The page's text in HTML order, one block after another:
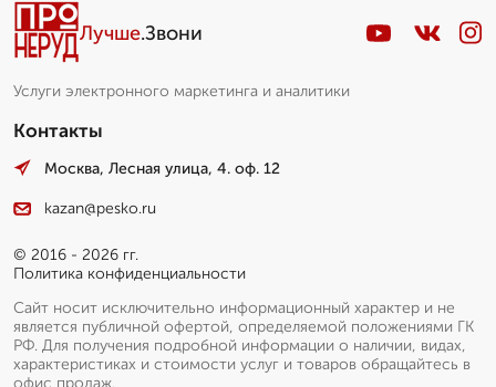
Лучше.Звони
Услуги электронного маркетинга и аналитики
Контакты
Москва, Лесная улица, 4. оф. 12
kazan@pesko.ru
© 2016 - 2026 гг.
Политика конфиденциальности
Сайт носит исключительно информационный характер и не
является публичной офертой, определяемой положениями ГК
РФ. Для получения подробной информации о наличии, видах,
характеристиках и стоимости услуг и товаров обращайтесь в